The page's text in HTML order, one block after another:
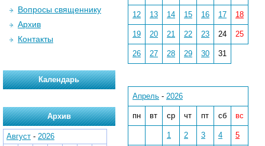
12 13 14 15 16 17 18
19 20 21 22 23 24 25
26 27 28 29 30 31
Апрель - 2026
пн вт ср чт пт сб вс
1 2 3 4 5
Вопросы священнику
Архив
Контакты
Календарь
Архив
Август - 2026